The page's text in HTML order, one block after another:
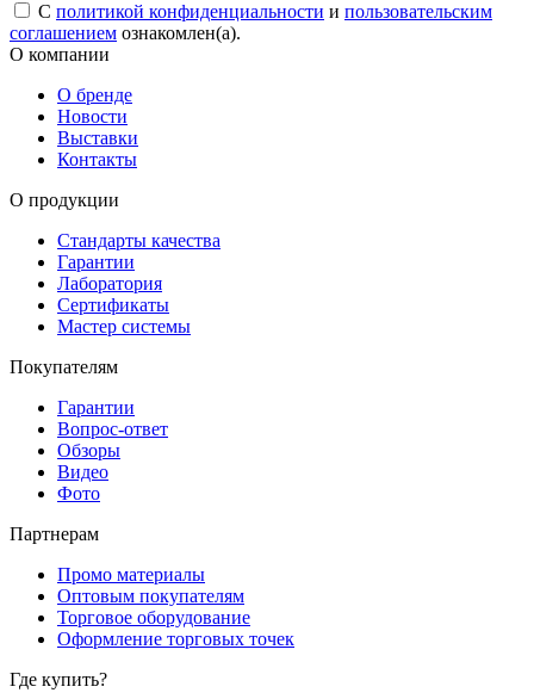
С политикой конфиденциальности и пользовательским
соглашением ознакомлен(а).
О компании
О бренде
Новости
Выставки
Контакты
О продукции
Стандарты качества
Гарантии
Лаборатория
Сертификаты
Мастер системы
Покупателям
Гарантии
Вопрос-ответ
Обзоры
Видео
Фото
Партнерам
Промо материалы
Оптовым покупателям
Торговое оборудование
Оформление торговых точек
Где купить?